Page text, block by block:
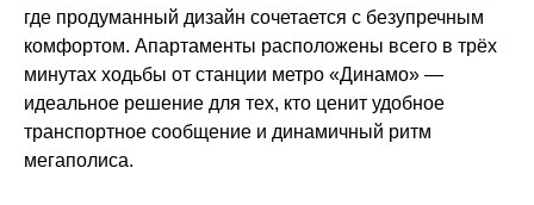
где продуманный дизайн сочетается с безупречным
комфортом. Апартаменты расположены всего в трёх
минутах ходьбы от станции метро «Динамо» —
идеальное решение для тех, кто ценит удобное
транспортное сообщение и динамичный ритм
мегаполиса.